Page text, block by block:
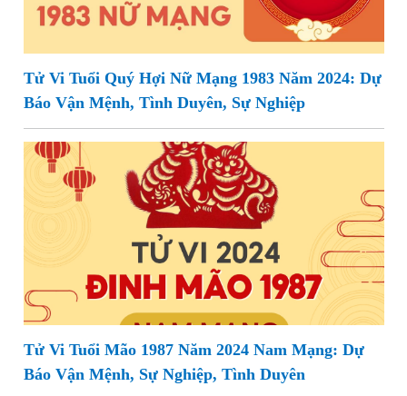
Tử Vi Tuổi Quý Hợi Nữ Mạng 1983 Năm 2024: Dự
Báo Vận Mệnh, Tình Duyên, Sự Nghiệp
Tử Vi Tuổi Mão 1987 Năm 2024 Nam Mạng: Dự
Báo Vận Mệnh, Sự Nghiệp, Tình Duyên